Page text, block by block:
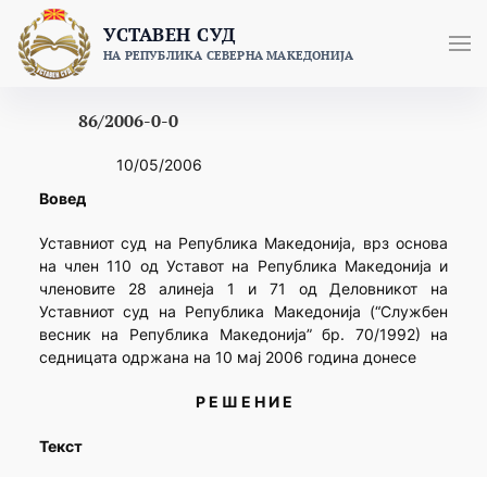
content
УСТАВЕН СУД
НА РЕПУБЛИКА СЕВЕРНА МАКЕДОНИЈА
86/2006-0-0
10/05/2006
Вовед
Уставниот суд на Република Македонија, врз основа
на член 110 од Уставот на Република Македонија и
членовите 28 алинеја 1 и 71 од Деловникот на
Уставниот суд на Република Македонија (“Службен
весник на Република Македонија” бр. 70/1992) на
седницата одржана на 10 мај 2006 година донесе
Р Е Ш Е Н И Е
Текст